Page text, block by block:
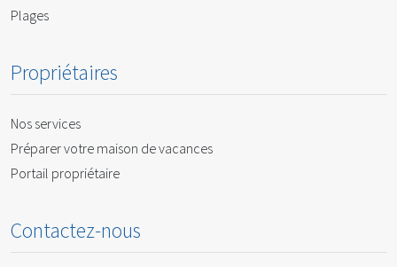
Plages
Propriétaires
Nos services
Préparer votre maison de vacances
Portail propriétaire
Contactez-nous